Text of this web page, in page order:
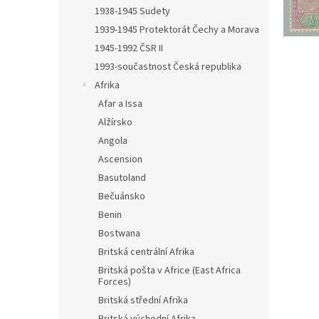
1938-1945 Sudety
1939-1945 Protektorát Čechy a Morava
1945-1992 ČSR II
1993-součastnost Česká republika
Afrika
Afar a Issa
Alžírsko
Angola
Ascension
Basutoland
Bečuánsko
Benin
Bostwana
Britská centrální Afrika
Britská pošta v Africe (East Africa
Forces)
Britská střední Afrika